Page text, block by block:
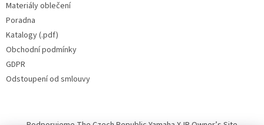
Materiály oblečení
Poradna
Katalogy (.pdf)
Obchodní podmínky
GDPR
Odstoupení od smlouvy